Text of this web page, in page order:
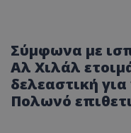
Σύμφωνα με
Αλ Χιλάλ
δελεαστική
Πολωνό